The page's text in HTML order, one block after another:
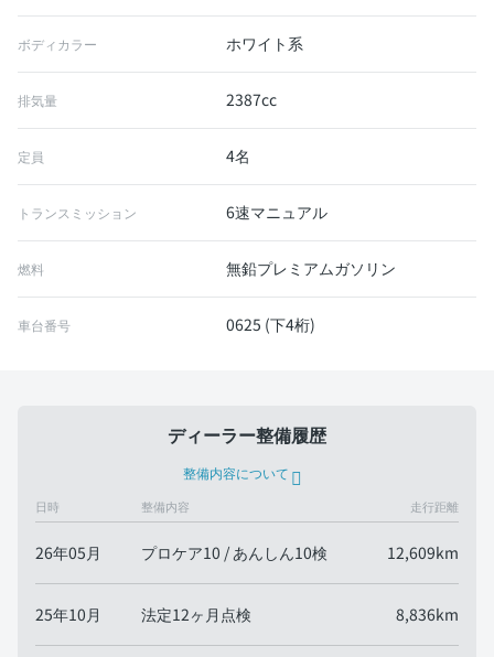
ボディカラー ホワイト系
排気量 2387cc
定員 4名
トランスミッション 6速マニュアル
燃料 無鉛プレミアムガソリン
車台番号 0625 (下4桁)
ディーラー整備履歴
整備内容について
日時 整備内容 走行距離
26年05月 プロケア10 / あんしん10検 12,609km
25年10月 法定12ヶ月点検 8,836km